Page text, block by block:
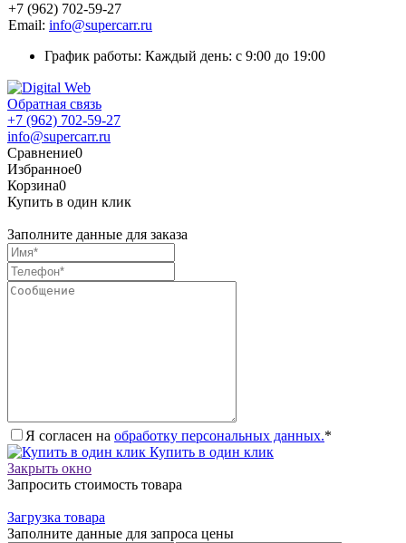
+7 (962) 702-59-27
Email: info@supercarr.ru
График работы: Каждый день: с 9:00 до 19:00
Обратная связь
+7 (962) 702-59-27
info@supercarr.ru
Сравнение0
Избранное0
Корзина0
Купить в один клик
Заполните данные для заказа
Я согласен на обработку персональных данных.*
Купить в один клик
Закрыть окно
Запросить стоимость товара
Загрузка товара
Заполните данные для запроса цены